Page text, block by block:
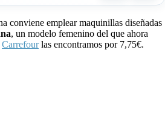
conviene emplear maquinillas diseñadas
, un modelo femenino del que ahora
Carrefourlas encontramos por 7,75€.